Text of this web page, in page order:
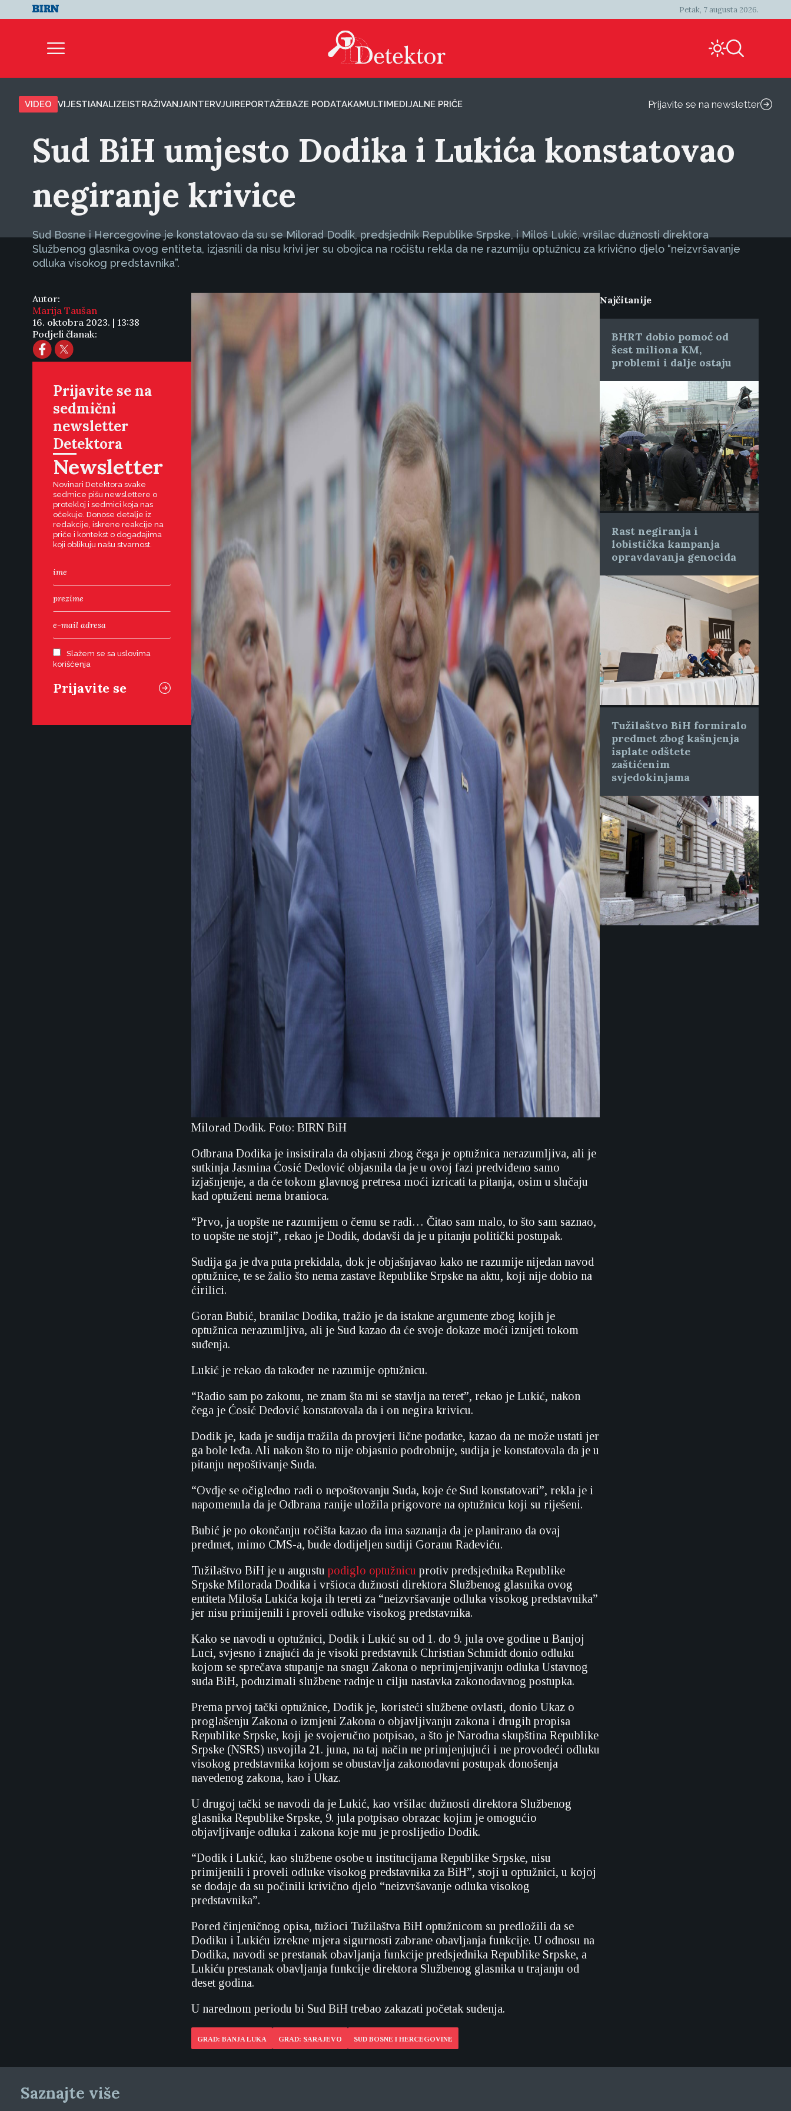
Petak, 7 augusta 2026.
VIDEO VIJESTIANALIZEISTRAŽIVANJAINTERVJUIREPORTAŽEBAZE PODATAKAMULTIMEDIJALNE PRIČE Prijavite se na newsletter
Sud BiH umjesto Dodika i Lukića konstatovao
negiranje krivice
Sud Bosne i Hercegovine je konstatovao da su se Milorad Dodik, predsjednik Republike Srpske, i Miloš Lukić, vršilac dužnosti direktora
Službenog glasnika ovog entiteta, izjasnili da nisu krivi jer su obojica na ročištu rekla da ne razumiju optužnicu za krivično djelo “neizvršavanje
odluka visokog predstavnika”.
Autor:
Marija Taušan
16. oktobra 2023. | 13:38
Podjeli članak:
Prijavite se na
sedmični
newsletter
Detektora
Newsletter
Novinari Detektora svake
sedmice pišu newslettere o
protekloj i sedmici koja nas
očekuje. Donose detalje iz
redakcije, iskrene reakcije na
priče i kontekst o događajima
koji oblikuju našu stvarnost.
Slažem se sa uslovima
korišćenja
Milorad Dodik. Foto: BIRN BiH
Odbrana Dodika je insistirala da objasni zbog čega je optužnica nerazumljiva, ali je
sutkinja Jasmina Ćosić Dedović objasnila da je u ovoj fazi predviđeno samo
izjašnjenje, a da će tokom glavnog pretresa moći izricati ta pitanja, osim u slučaju
kad optuženi nema branioca.
“Prvo, ja uopšte ne razumijem o čemu se radi… Čitao sam malo, to što sam saznao,
to uopšte ne stoji”, rekao je Dodik, dodavši da je u pitanju politički postupak.
Sudija ga je dva puta prekidala, dok je objašnjavao kako ne razumije nijedan navod
optužnice, te se žalio što nema zastave Republike Srpske na aktu, koji nije dobio na
ćirilici.
Goran Bubić, branilac Dodika, tražio je da istakne argumente zbog kojih je
optužnica nerazumljiva, ali je Sud kazao da će svoje dokaze moći iznijeti tokom
suđenja.
Lukić je rekao da također ne razumije optužnicu.
“Radio sam po zakonu, ne znam šta mi se stavlja na teret”, rekao je Lukić, nakon
čega je Ćosić Dedović konstatovala da i on negira krivicu.
Dodik je, kada je sudija tražila da provjeri lične podatke, kazao da ne može ustati jer
ga bole leđa. Ali nakon što to nije objasnio podrobnije, sudija je konstatovala da je u
pitanju nepoštivanje Suda.
“Ovdje se očigledno radi o nepoštovanju Suda, koje će Sud konstatovati”, rekla je i
napomenula da je Odbrana ranije uložila prigovore na optužnicu koji su riješeni.
Bubić je po okončanju ročišta kazao da ima saznanja da je planirano da ovaj
predmet, mimo CMS-a, bude dodijeljen sudiji Goranu Radeviću.
Tužilaštvo BiH je u augustu podiglo optužnicu protiv predsjednika Republike
Srpske Milorada Dodika i vršioca dužnosti direktora Službenog glasnika ovog
entiteta Miloša Lukića koja ih tereti za “neizvršavanje odluka visokog predstavnika”
jer nisu primijenili i proveli odluke visokog predstavnika.
Kako se navodi u optužnici, Dodik i Lukić su od 1. do 9. jula ove godine u Banjoj
Luci, svjesno i znajući da je visoki predstavnik Christian Schmidt donio odluku
kojom se sprečava stupanje na snagu Zakona o neprimjenjivanju odluka Ustavnog
suda BiH, poduzimali službene radnje u cilju nastavka zakonodavnog postupka.
Prema prvoj tački optužnice, Dodik je, koristeći službene ovlasti, donio Ukaz o
proglašenju Zakona o izmjeni Zakona o objavljivanju zakona i drugih propisa
Republike Srpske, koji je svojeručno potpisao, a što je Narodna skupština Republike
Srpske (NSRS) usvojila 21. juna, na taj način ne primjenjujući i ne provodeći odluku
visokog predstavnika kojom se obustavlja zakonodavni postupak donošenja
navedenog zakona, kao i Ukaz.
U drugoj tački se navodi da je Lukić, kao vršilac dužnosti direktora Službenog
glasnika Republike Srpske, 9. jula potpisao obrazac kojim je omogućio
objavljivanje odluka i zakona koje mu je proslijedio Dodik.
“Dodik i Lukić, kao službene osobe u institucijama Republike Srpske, nisu
primijenili i proveli odluke visokog predstavnika za BiH”, stoji u optužnici, u kojoj
se dodaje da su počinili krivično djelo “neizvršavanje odluka visokog
predstavnika”.
Pored činjeničnog opisa, tužioci Tužilaštva BiH optužnicom su predložili da se
Dodiku i Lukiću izrekne mjera sigurnosti zabrane obavljanja funkcije. U odnosu na
Dodika, navodi se prestanak obavljanja funkcije predsjednika Republike Srpske, a
Lukiću prestanak obavljanja funkcije direktora Službenog glasnika u trajanju od
deset godina.
U narednom periodu bi Sud BiH trebao zakazati početak suđenja.
GRAD: BANJA LUKA GRAD: SARAJEVO SUD BOSNE I HERCEGOVINE
Najčitanije
BHRT dobio pomoć od
šest miliona KM,
problemi i dalje ostaju
Rast negiranja i
lobistička kampanja
opravdavanja genocida
Tužilaštvo BiH formiralo
predmet zbog kašnjenja
isplate odštete
zaštićenim
svjedokinjama
Saznajte više